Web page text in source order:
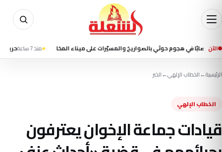
الآن منذ 7 ساعة حريق على متن
الرئيسية←الخطاب الإلهي←الخبر
الخطاب الإلهي
قيادات جماعة الإخوان يعترفون